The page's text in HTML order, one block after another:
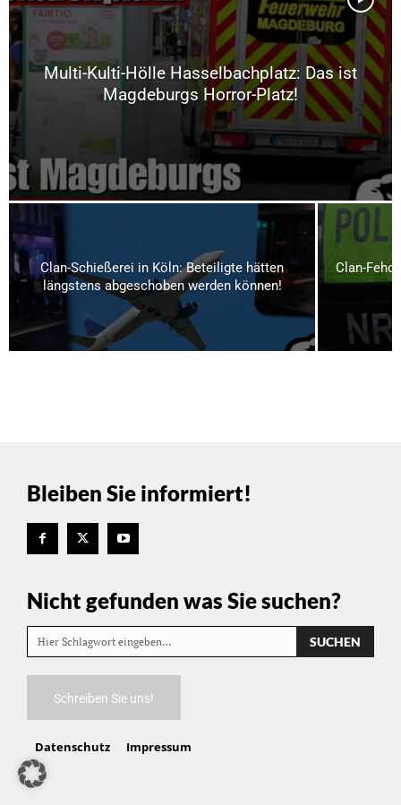
Multi-Kulti-Hölle Hasselbachplatz: Das ist
Magdeburgs Horror-Platz!
Clan-Schießerei in Köln: Beteiligte hätten
längstens abgeschoben werden können!
Clan-
Bleiben Sie informiert!
Nicht gefunden was Sie suchen?
Hier Schlagwort eingeben… SUCHEN
Schreiben Sie uns!
Datenschutz Impressum